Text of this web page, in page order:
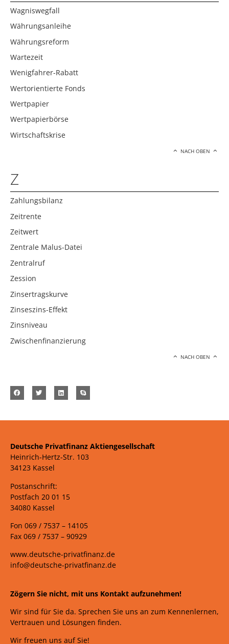
Wagniswegfall
Währungsanleihe
Währungsreform
Wartezeit
Wenigfahrer-Rabatt
Wertorientierte Fonds
Wertpapier
Wertpapierbörse
Wirtschaftskrise
NACH OBEN
Z
Zahlungsbilanz
Zeitrente
Zeitwert
Zentrale Malus-Datei
Zentralruf
Zession
Zinsertragskurve
Zinseszins-Effekt
Zinsniveau
Zwischenfinanzierung
NACH OBEN
Deutsche Privatfinanz Aktiengesellschaft
Heinrich-Hertz-Str. 103
34123 Kassel
Postanschrift:
Postfach 20 01 15
34080 Kassel
Fon 069 / 7537 – 14105
Fax 069 / 7537 – 90929
www.deutsche-privatfinanz.de
info@deutsche-privatfinanz.de
Zögern Sie nicht, mit uns Kontakt aufzunehmen!
Wir sind für Sie da. Sprechen Sie uns an zum Kennenlernen,
Vertrauen und Lösungen finden.
Wir freuen uns auf Sie!